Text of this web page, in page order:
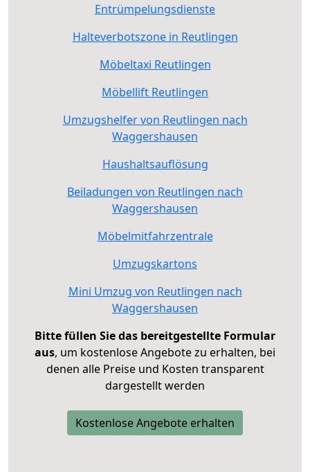
Entrümpelungsdienste
Halteverbotszone in Reutlingen
Möbeltaxi Reutlingen
Möbellift Reutlingen
Umzugshelfer von Reutlingen nach
Waggershausen
Haushaltsauflösung
Beiladungen von Reutlingen nach
Waggershausen
Möbelmitfahrzentrale
Umzugskartons
Mini Umzug von Reutlingen nach
Waggershausen
Bitte füllen Sie das bereitgestellte Formular
aus, um kostenlose Angebote zu erhalten, bei
denen alle Preise und Kosten transparent
dargestellt werden
Kostenlose Angebote erhalten